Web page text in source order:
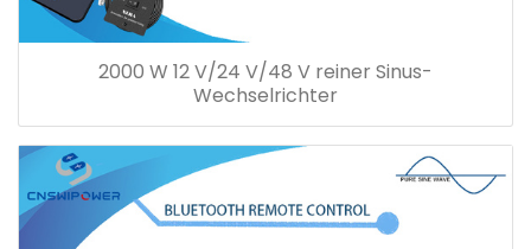
2000 W 12 V/24 V/48 V reiner Sinus-
Wechselrichter